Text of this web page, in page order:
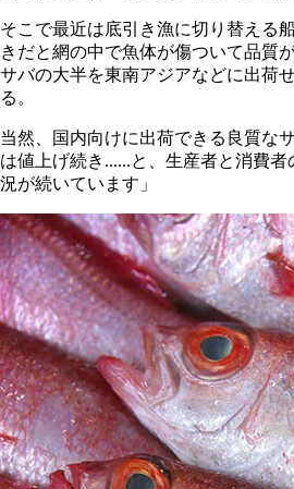
そこで最近は底引き漁に切り替える
きだと網の中で魚体が傷ついて品質
サバの大半を東南アジアなどに出荷
る。
当然、国内向けに出荷できる良質な
は値上げ続き......と、生産者と消費
況が続いています」